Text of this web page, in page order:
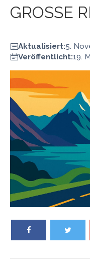
GROSSE
Aktualisiert:5.
Veröffentlicht:19.